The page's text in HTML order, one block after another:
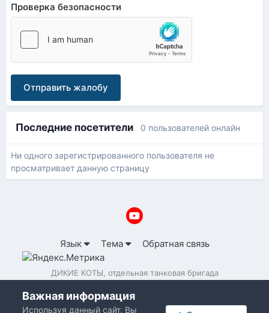
Проверка безопасности
Отправить жалобу
Последние посетители 0 пользователей онлайн
Ни одного зарегистрированного пользователя не
просматривает данную страницу
Язык Тема Обратная связь
ДИКИЕ КОТЫ, отдельная танковая бригада
Важная информация
Используя данный сайт, Вы